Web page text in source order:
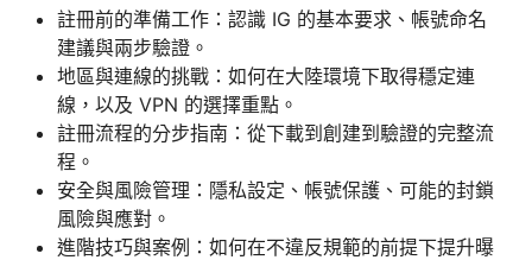
註冊前的準備工作：認識 IG 的基本要求、帳號命名
建議與兩步驗證。
地區與連線的挑戰：如何在大陸環境下取得穩定連
線，以及 VPN 的選擇重點。
註冊流程的分步指南：從下載到創建到驗證的完整流
程。
安全與風險管理：隱私設定、帳號保護、可能的封鎖
風險與應對。
進階技巧與案例：如何在不違反規範的前提下提升曝